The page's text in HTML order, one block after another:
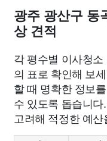
광주 광산구 동
상 견적
각 평수별 이사청
의 표로 확인해 보
할 때 명확한 정보
수 있도록 돕습니
고려해 적정한 예